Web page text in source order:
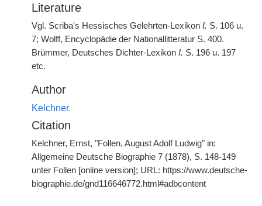
Literature
Vgl. Scriba's Hessisches Gelehrten-Lexikon I. S. 106 u.
7; Wolff, Encyclopädie der Nationallitteratur S. 400.
Brümmer, Deutsches Dichter-Lexikon I. S. 196 u. 197
etc.
Author
Kelchner.
Citation
Kelchner, Ernst, "Follen, August Adolf Ludwig" in:
Allgemeine Deutsche Biographie 7 (1878), S. 148-149
unter Follen [online version]; URL: https://www.deutsche-
biographie.de/gnd116646772.html#adbcontent